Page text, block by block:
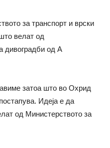
за транспорт и врски
велат од
од А
затоа што во Охрид
Идеја е да
од Министерството за